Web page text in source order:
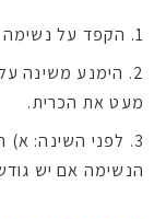
הקפד על
הימנע משינה
מעט את הכרית.
לפני השינה: א)
הנשימה אם יש